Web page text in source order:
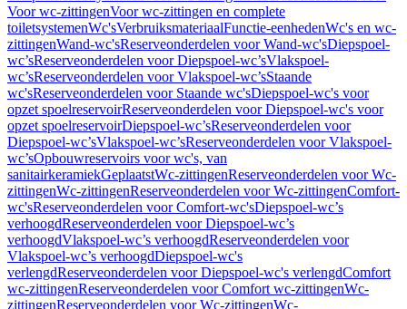
Voor wc-zittingenVoor wc-zittingen en complete
toiletsystemenWc'sVerbruiksmateriaalFunctie-eenhedenWc's en wc-
zittingenWand-wc'sReserveonderdelen voor Wand-wc'sDiepspoel-
wc’sReserveonderdelen voor Diepspoel-wc’sVlakspoel-
wc’sReserveonderdelen voor Vlakspoel-wc’sStaande
wc'sReserveonderdelen voor Staande wc'sDiepspoel-wc's voor
opzet spoelreservoirReserveonderdelen voor Diepspoel-wc's voor
opzet spoelreservoirDiepspoel-wc’sReserveonderdelen voor
Diepspoel-wc’sVlakspoel-wc’sReserveonderdelen voor Vlakspoel-
wc’sOpbouwreservoirs voor wc's, van
sanitairkeramiekGeplaatstWc-zittingenReserveonderdelen voor Wc-
zittingenWc-zittingenReserveonderdelen voor Wc-zittingenComfort-
wc'sReserveonderdelen voor Comfort-wc'sDiepspoel-wc’s
verhoogdReserveonderdelen voor Diepspoel-wc’s
verhoogdVlakspoel-wc’s verhoogdReserveonderdelen voor
Vlakspoel-wc’s verhoogdDiepspoel-wc's
verlengdReserveonderdelen voor Diepspoel-wc's verlengdComfort
wc-zittingenReserveonderdelen voor Comfort wc-zittingenWc-
zittingenReserveonderdelen voor Wc-zittingenWc-